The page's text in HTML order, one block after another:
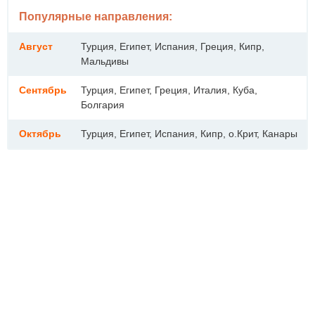
Популярные направления:
Август
Турция, Египет, Испания, Греция, Кипр,
Мальдивы
Сентябрь
Турция, Египет, Греция, Италия, Куба,
Болгария
Октябрь Турция, Египет, Испания, Кипр, о.Крит, Канары